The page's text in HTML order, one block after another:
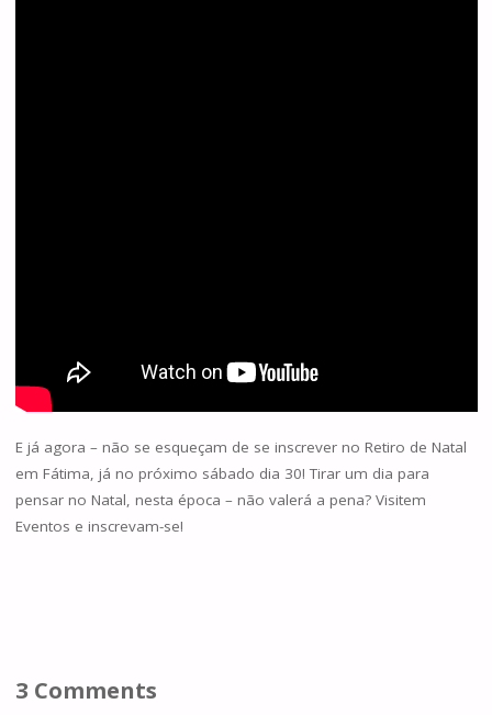
E já agora – não se esqueçam de se inscrever no Retiro de Natal
em Fátima, já no próximo sábado dia 30! Tirar um dia para
pensar no Natal, nesta época – não valerá a pena? Visitem
Eventos e inscrevam-se!
3 Comments